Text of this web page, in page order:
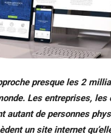
presque les 2
Les entreprises, les
autant de personnes
un site internet